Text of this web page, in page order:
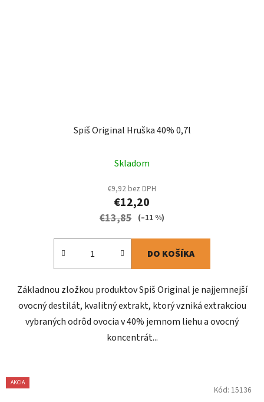
Spiš Original Hruška 40% 0,7l
Skladom
€9,92 bez DPH
€12,20
€13,85 (–11 %)
DO KOŠÍKA
Základnou zložkou produktov Spiš Original je najjemnejší
ovocný destilát, kvalitný extrakt, ktorý vzniká extrakciou
vybraných odrôd ovocia v 40% jemnom liehu a ovocný
koncentrát...
AKCIA
Kód: 15136